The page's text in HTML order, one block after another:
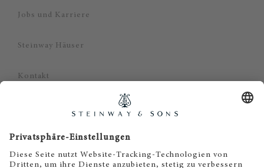
Jobs und Karriere
Steinway Häuser
Kontakt
Impressum